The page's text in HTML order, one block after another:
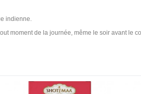
indienne.
moment de la journée, même le soir avant le